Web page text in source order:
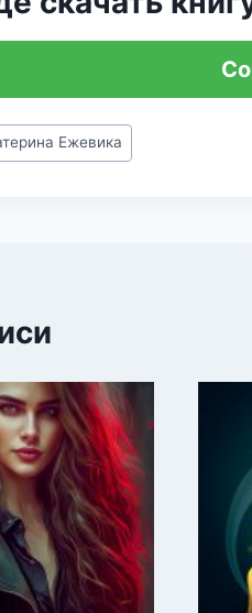
Ежевика